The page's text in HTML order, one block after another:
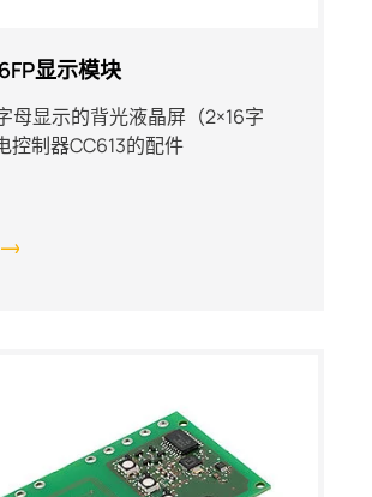
显示模块
母显示的背光液晶屏（2×16字
控制器CC613的配件